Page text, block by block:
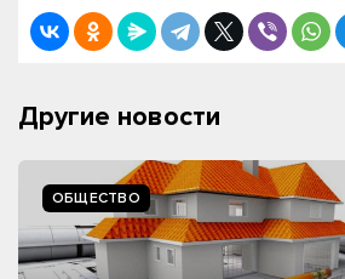
Другие новости
ОБЩЕСТВО